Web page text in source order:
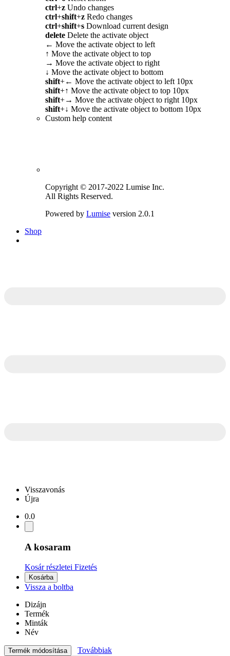
ctrl+z Undo changes
ctrl+shift+z Redo changes
ctrl+shift+s Download current design
delete Delete the activate object
← Move the activate object to left
↑ Move the activate object to top
→ Move the activate object to right
↓ Move the activate object to bottom
shift+← Move the activate object to left 10px
shift+↑ Move the activate object to top 10px
shift+→ Move the activate object to right 10px
shift+↓ Move the activate object to bottom 10px
Custom help content
Copyright © 2017-2022 Lumise Inc.
All Rights Reserved.
Powered by Lumise version 2.0.1
Shop
Visszavonás
Újra
0.0
A kosaram
Kosár részletei Fizetés
Kosárba
Vissza a boltba
Dizájn
Termék
Minták
Név
Termék módosítása Továbbiak